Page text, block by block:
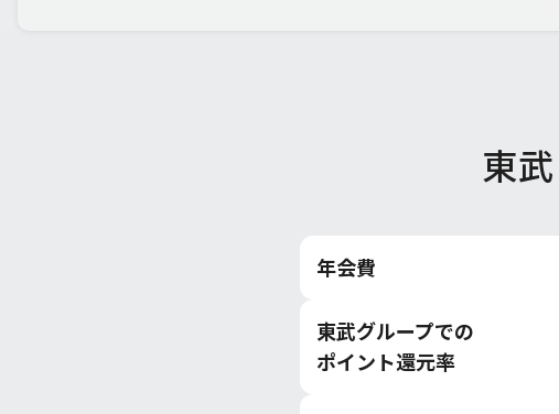
東
年会費
東武グループでの
ポイント還元率